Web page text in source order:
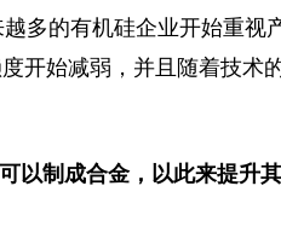
多的有机硅企业开始重视
开始减弱，并且随着技术
以制成合金，以此来提升